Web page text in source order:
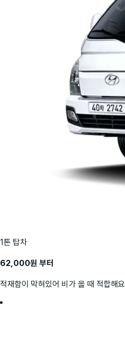
1톤 탑차
62,000원 부터
적재함이 막혀있어 비가 올 때 적합해요